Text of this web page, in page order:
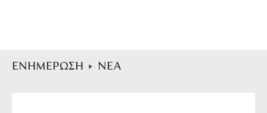
ΕΝΗΜΕΡΩΣΗ ΝΕΑ